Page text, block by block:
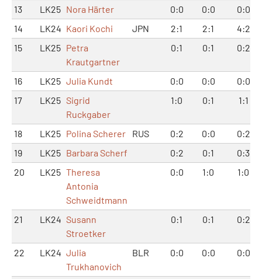
13
LK25 Nora Härter 0:0 0:0
0:0
14
LK24 Kaori Kochi JPN 2:1 2:1
4:2
15
LK25 Petra
Krautgartner
0:1 0:1 0:2
16 LK25 Julia Kundt 0:0 0:0
0:0
17
LK25 Sigrid
Ruckgaber
1:0 0:1 1:1
18 LK25 Polina Scherer RUS 0:2 0:0
0:2
19
LK25 Barbara Scherf 0:2 0:1
0:3
20
LK25 Theresa
Antonia
Schweidtmann
0:0 1:0 1:0
21 LK24 Susann
Stroetker
0:1 0:1 0:2
22 LK24 Julia
Trukhanovich
BLR 0:0 0:0 0:0